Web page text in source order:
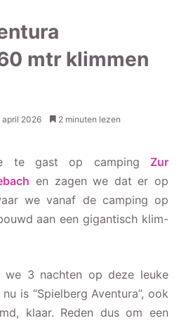
mtr klimmen
april 2026 2 minuten lezen
te gast op camping Zur
en zagen we dat er op
we vanaf de camping op
aan een gigantisch klim-
3 nachten op deze leuke
is “Spielberg Aventura”, ook
klaar. Reden dus om een